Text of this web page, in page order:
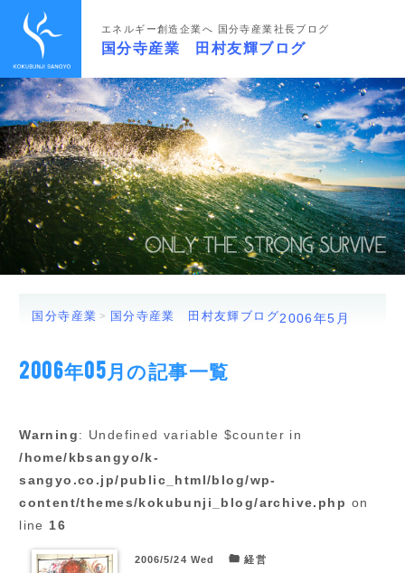
エネルギー創造企業へ 国分寺産業社長ブログ
国分寺産業 田村友輝ブログ
国分寺産業 国分寺産業 田村友輝ブログ2006年5月
2006年05月の記事一覧
Warning: Undefined variable $counter in
/home/kbsangyo/k-
sangyo.co.jp/public_html/blog/wp-
content/themes/kokubunji_blog/archive.php on
line 16
2006/5/24 Wed 経営